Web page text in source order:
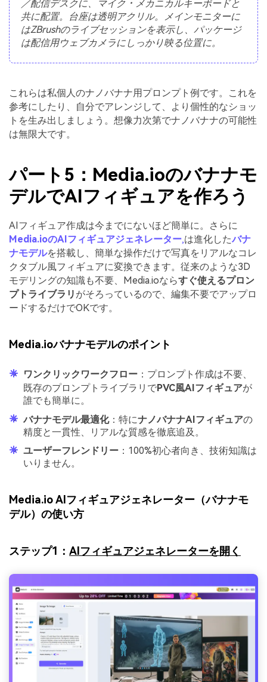
／配信デスクに、マイク・メカニカルキーボードと
共に配置。台座は透明アクリル。メインモニターに
はZBrushのライブセッションを表示し、パッケージ
は配信用ウェブカメラにしっかり映る位置に。
これらは私個人のナノバナナ用プロンプト例です。これを
参考にしたり、自分でアレンジして、より個性的なショッ
トを生み出しましょう。想像力次第でナノバナナの可能性
は無限大です。
パート5：Media.ioのバナナモ
デルでAIフィギュアを作ろう
AIフィギュア作成は今までにないほど簡単に。さらに
Media.ioのAIフィギュアジェネレーター,は進化したバナ
ナモデルを搭載し、簡単な操作だけで写真をリアルなコレ
クタブル風フィギュアに変換できます。従来のような3D
モデリングの知識も不要、Media.ioならすぐ使えるプロン
プトライブラリ がそろっているので、編集不要でアップロ
ードするだけでOKです。
Media.ioバナナモデルのポイント
ワンクリックワークフロー ：プロンプト作成は不要、
既存のプロンプトライブラリでPVC風AIフィギュアが
誰でも簡単に。
バナナモデル最適化：特にナノバナナAIフィギュアの
精度と一貫性、リアルな質感を徹底追及。
ユーザーフレンドリー ：100%初心者向き、技術知識は
いりません。
Media.io AIフィギュアジェネレーター（バナナモ
デル）の使い方
ステップ1： AIフィギュアジェネレーターを開く